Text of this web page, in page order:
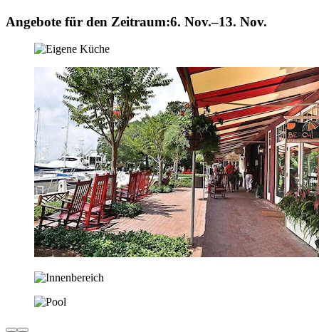
Angebote für den Zeitraum:6. Nov.–13. Nov.